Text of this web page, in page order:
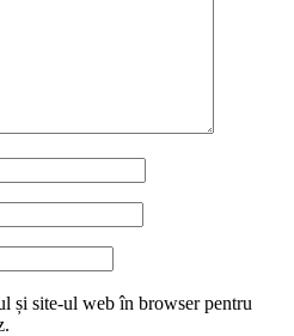
și site-ul web în browser pentru